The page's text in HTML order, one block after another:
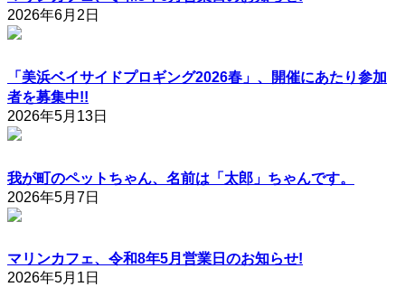
2026年6月2日
「美浜ベイサイドプロギング2026春」、開催にあたり参加
者を募集中!!
2026年5月13日
我が町のペットちゃん、名前は「太郎」ちゃんです。
2026年5月7日
マリンカフェ、令和8年5月営業日のお知らせ!
2026年5月1日